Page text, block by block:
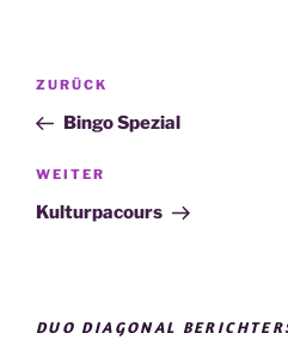
Beitragsnavigation
Vorheriger
Beitrag
ZURÜCK
Bingo Spezial
Nächster
Beitrag
WEITER
Kulturpacours
DUO DIAGONAL